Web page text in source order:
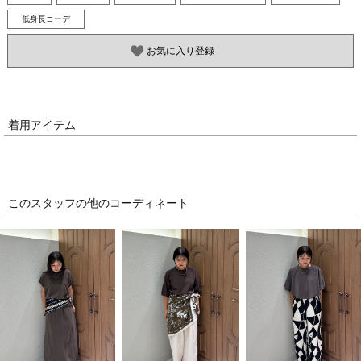
低身長コーデ
お気に入り登録
着用アイテム
このスタッフの他のコーディネート